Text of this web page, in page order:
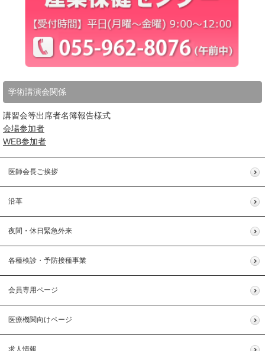
学術講演会関係
講習会等出席者名簿報告様式
会場参加者
WEB参加者
医師会長ご挨拶
沿革
夜間・休日緊急外来
各種検診・予防接種事業
会員専用ページ
医療機関向けページ
求人情報